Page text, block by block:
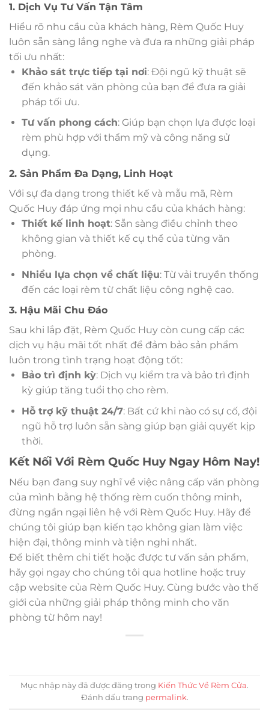
1. Dịch Vụ Tư Vấn Tận Tâm
Hiểu rõ nhu cầu của khách hàng, Rèm Quốc Huy
luôn sẵn sàng lắng nghe và đưa ra những giải pháp
tối ưu nhất:
Khảo sát trực tiếp tại nơi: Đội ngũ kỹ thuật sẽ
đến khảo sát văn phòng của bạn để đưa ra giải
pháp tối ưu.
Tư vấn phong cách: Giúp bạn chọn lựa được loại
rèm phù hợp với thẩm mỹ và công năng sử
dụng.
2. Sản Phẩm Đa Dạng, Linh Hoạt
Với sự đa dạng trong thiết kế và mẫu mã, Rèm
Quốc Huy đáp ứng mọi nhu cầu của khách hàng:
Thiết kế linh hoạt: Sẵn sàng điều chỉnh theo
không gian và thiết kế cụ thể của từng văn
phòng.
Nhiều lựa chọn về chất liệu: Từ vải truyền thống
đến các loại rèm từ chất liệu công nghệ cao.
3. Hậu Mãi Chu Đáo
Sau khi lắp đặt, Rèm Quốc Huy còn cung cấp các
dịch vụ hậu mãi tốt nhất để đảm bảo sản phẩm
luôn trong tình trạng hoạt động tốt:
Bảo trì định kỳ: Dịch vụ kiểm tra và bảo trì định
kỳ giúp tăng tuổi thọ cho rèm.
Hỗ trợ kỹ thuật 24/7: Bất cứ khi nào có sự cố, đội
ngũ hỗ trợ luôn sẵn sàng giúp bạn giải quyết kịp
thời.
Kết Nối Với Rèm Quốc Huy Ngay Hôm Nay!
Nếu bạn đang suy nghĩ về việc nâng cấp văn phòng
của mình bằng hệ thống rèm cuốn thông minh,
đừng ngần ngại liên hệ với Rèm Quốc Huy. Hãy để
chúng tôi giúp bạn kiến tạo không gian làm việc
hiện đại, thông minh và tiện nghi nhất.
Để biết thêm chi tiết hoặc được tư vấn sản phẩm,
hãy gọi ngay cho chúng tôi qua hotline hoặc truy
cập website của Rèm Quốc Huy. Cùng bước vào thế
giới của những giải pháp thông minh cho văn
phòng từ hôm nay!
Mục nhập này đã được đăng trong Kiến Thức Về Rèm Cửa.
Đánh dấu trang permalink.